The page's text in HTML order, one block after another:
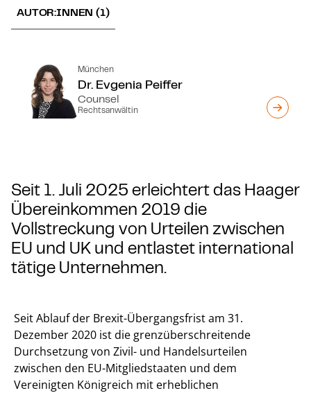
AUTOR:INNEN (1)
München
Dr. Evgenia Peiffer
Counsel
Rechtsanwältin
Seit 1. Juli 2025 erleichtert das Haager
Übereinkommen 2019 die
Vollstreckung von Urteilen zwischen
EU und UK und entlastet international
tätige Unternehmen.
Seit Ablauf der Brexit-Übergangsfrist am 31.
Dezember 2020 ist die grenzüberschreitende
Durchsetzung von Zivil- und Handelsurteilen
zwischen den EU-Mitgliedstaaten und dem
Vereinigten Königreich mit erheblichen